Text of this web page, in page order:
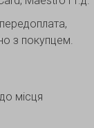
з покупцем.
місця